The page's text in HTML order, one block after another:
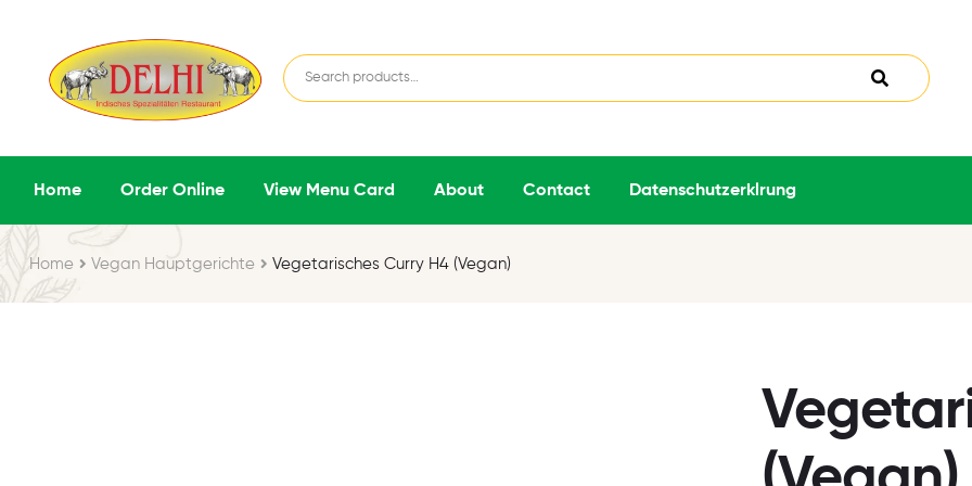
Home Order Online View Menu Card About Contact Datenschutzerklrung
Home Vegan Hauptgerichte Vegetarisches Curry H4 (Vegan)